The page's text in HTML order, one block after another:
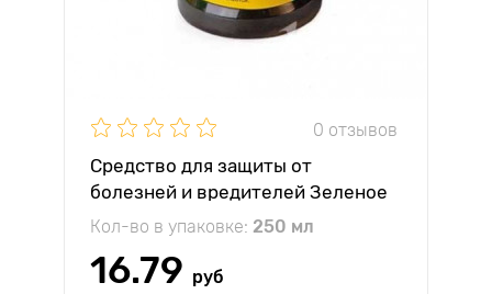
0 отзывов
Средство для защиты от
болезней и вредителей Зеленое
мыло
Кол-во в упаковке: 250 мл
16.79 руб